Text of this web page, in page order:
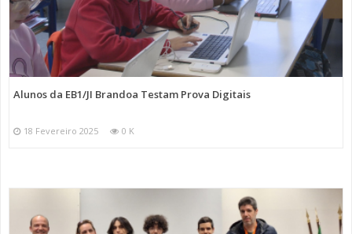
Alunos da EB1/JI Brandoa Testam Prova Digitais
18 Fevereiro 2025 0 K